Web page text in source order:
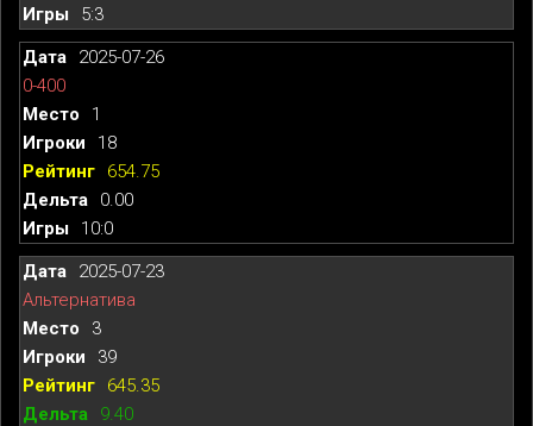
5:3
2025-07-26
0-400
1
18
654.75
0.00
10:0
2025-07-23
Альтернатива
3
39
645.35
9.40